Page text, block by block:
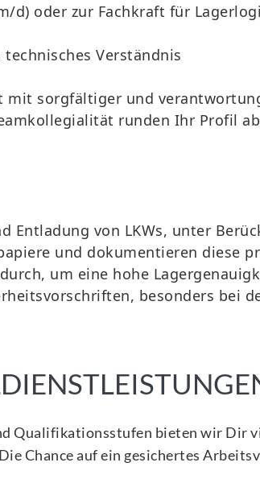
d) oder zur Fachkraft für
Verständnis
sorgfältiger und
runden Ihr Profil ab
Entladung von LKWs, unter
und dokumentieren diese
um eine hohe
besonders bei
Qualifikationsstufen bieten wir Dir
Chance auf ein gesichertes